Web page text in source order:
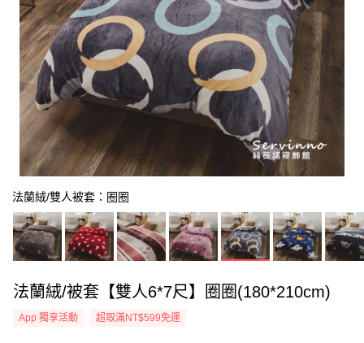
法蘭絨/雙人被套：圈圈
法蘭絨/被套【雙人6*7尺】圈圈(180*210cm)
App 獨享活動 超取滿NT$599免運